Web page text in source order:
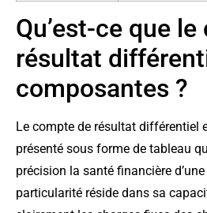
Qu’est-ce que
résultat
composantes ?
Le compte de résultat différentiel
présenté sous forme de tableau
précision la santé financière
particularité réside dans sa